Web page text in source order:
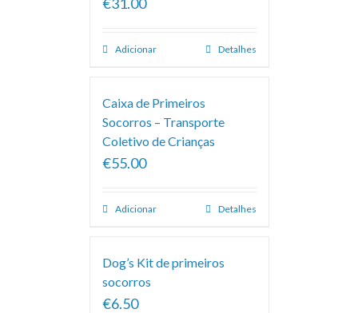
Adicionar Detalhes
Caixa de Primeiros
Socorros – Transporte
Coletivo de Crianças
€55.00
Adicionar Detalhes
Dog’s Kit de primeiros
socorros
€6.50